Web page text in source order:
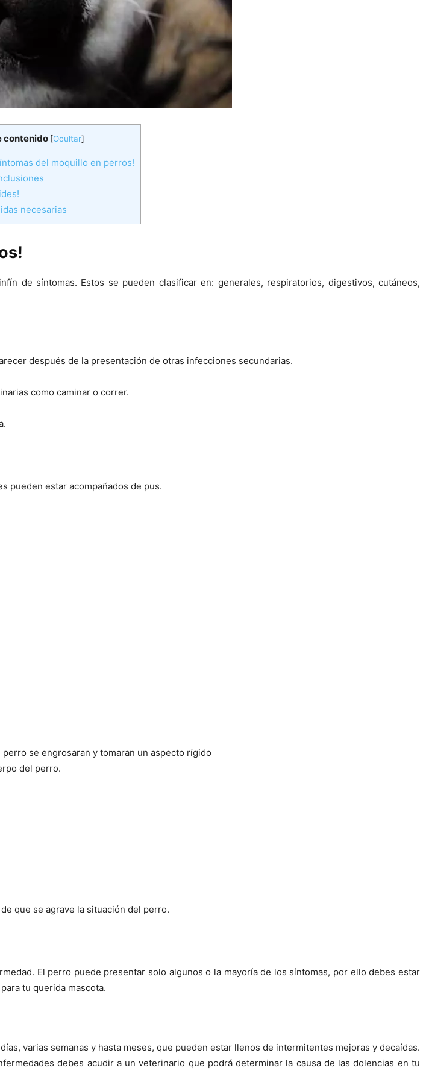
contenido [Ocultar]
del moquillo en perros!
necesarias
de síntomas. Estos se pueden clasificar en: generales, respiratorios, digestivos, cutáneos,
después de la presentación de otras infecciones secundarias.
como caminar o correr.
pueden estar acompañados de pus.
se engrosaran y tomaran un aspecto rígido
del perro.
que se agrave la situación del perro.
El perro puede presentar solo algunos o la mayoría de los síntomas, por ello debes estar
tu querida mascota.
varias semanas y hasta meses, que pueden estar llenos de intermitentes mejoras y decaídas.
debes acudir a un veterinario que podrá determinar la causa de las dolencias en tu